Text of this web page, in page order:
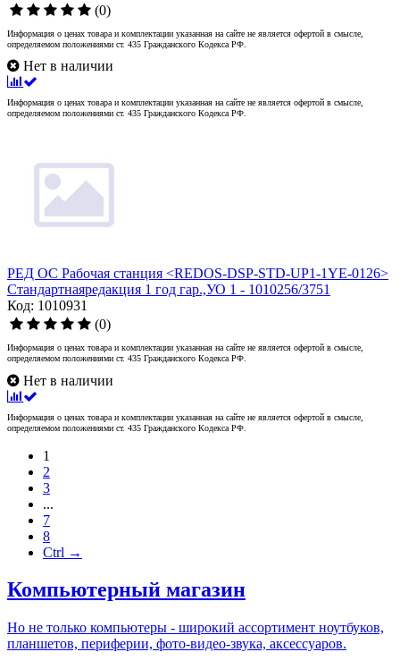
(0)
Информация о ценах товара и комплектации указанная на сайте не является офертой в смысле,
определяемом положениями ст. 435 Гражданского Кодекса РФ.
Нет в наличии
Информация о ценах товара и комплектации указанная на сайте не является офертой в смысле,
определяемом положениями ст. 435 Гражданского Кодекса РФ.
РЕД ОС Рабочая станция <REDOS-DSP-STD-UP1-1YE-0126>
Стандартнаяредакция 1 год гар.,УО 1 - 1010256/3751
Код: 1010931
(0)
Информация о ценах товара и комплектации указанная на сайте не является офертой в смысле,
определяемом положениями ст. 435 Гражданского Кодекса РФ.
Нет в наличии
Информация о ценах товара и комплектации указанная на сайте не является офертой в смысле,
определяемом положениями ст. 435 Гражданского Кодекса РФ.
1
2
3
...
7
8
Ctrl →
Компьютерный магазин
Но не только компьютеры - широкий ассортимент ноутбуков,
планшетов, периферии, фото-видео-звука, аксессуаров.